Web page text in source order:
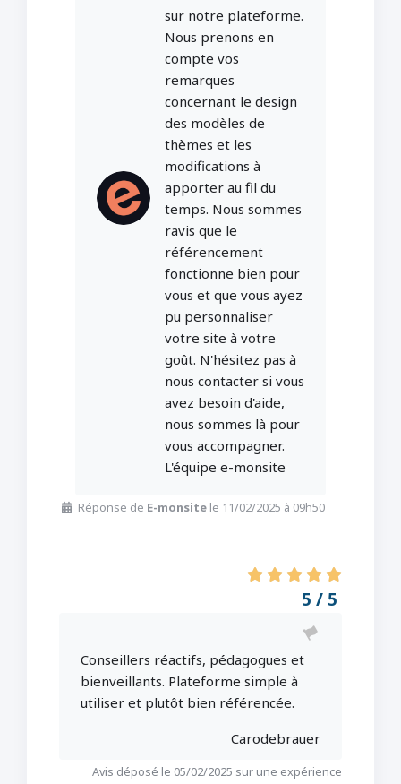
sur notre plateforme.
Nous prenons en
compte vos
remarques
concernant le design
des modèles de
thèmes et les
modifications à
apporter au fil du
temps. Nous sommes
ravis que le
référencement
fonctionne bien pour
vous et que vous ayez
pu personnaliser
votre site à votre
goût. N'hésitez pas à
nous contacter si vous
avez besoin d'aide,
nous sommes là pour
vous accompagner.
L'équipe e-monsite
Réponse de E-monsite le 11/02/2025 à 09h50
5 / 5
Conseillers réactifs, pédagogues et
bienveillants. Plateforme simple à
utiliser et plutôt bien référencée.
Carodebrauer
Avis déposé le 05/02/2025 sur une expérience